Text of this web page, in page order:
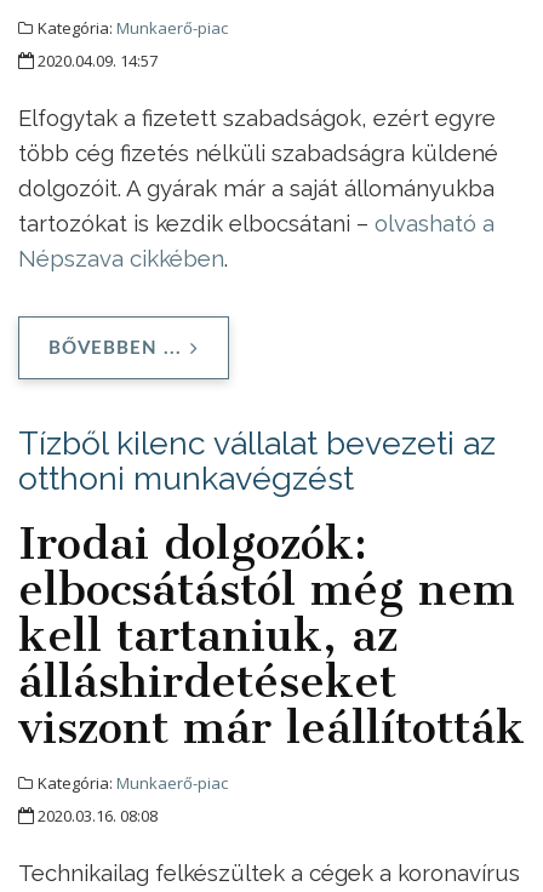
Kategória: Munkaerő-piac
2020.04.09. 14:57
Elfogytak a fizetett szabadságok, ezért egyre
több cég fizetés nélküli szabadságra küldené
dolgozóit. A gyárak már a saját állományukba
tartozókat is kezdik elbocsátani – olvasható a
Népszava cikkében.
BŐVEBBEN ...
Tízből kilenc vállalat bevezeti az
otthoni munkavégzést
Irodai dolgozók:
elbocsátástól még nem
kell tartaniuk, az
álláshirdetéseket
viszont már leállították
Kategória: Munkaerő-piac
2020.03.16. 08:08
Technikailag felkészültek a cégek a koronavírus